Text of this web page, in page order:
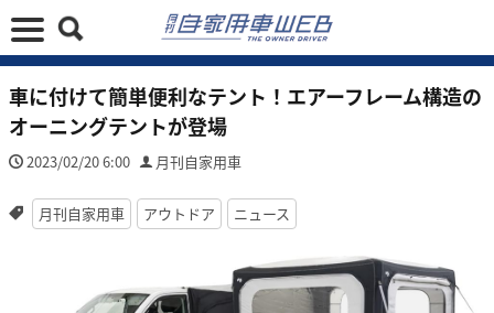
車に付けて簡単便利なテント！エアーフレーム構造の
オーニングテントが登場
2023/02/20 6:00 月刊自家用車
月刊自家用車 アウトドア ニュース